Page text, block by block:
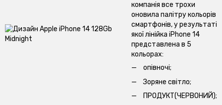
компанія все трохи
оновила палітру кольорів
смартфонів, у результаті
якої лінійка iPhone 14
представлена ​​в 5
кольорах:
опівночі;
Зоряне світло;
ПРОДУКТ(ЧЕРВОНИЙ);